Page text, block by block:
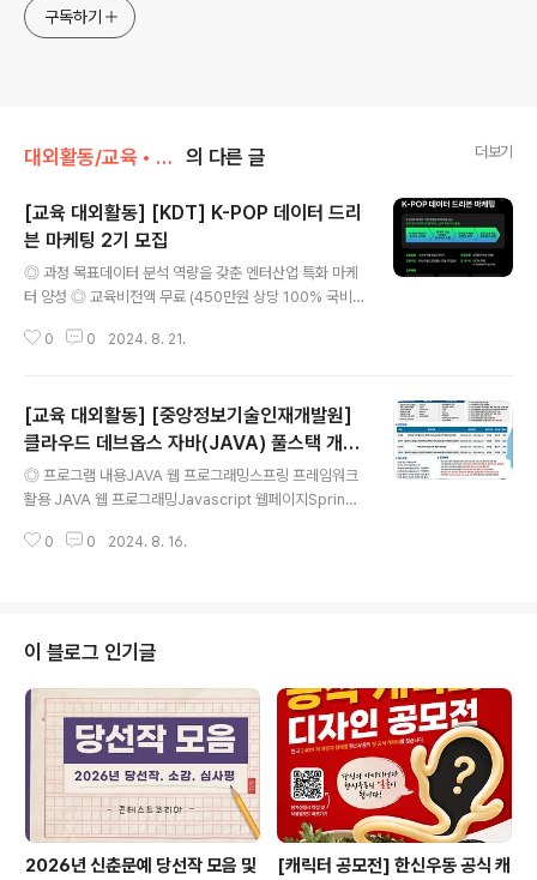
구독하기
대외활동/교육 • 강연 • 멘토링 의 다른 글 더보기
[교육 대외활동] [KDT] K-POP 데이터 드리
븐 마케팅 2기 모집
◎ 과정 목표데이터 분석 역량을 갖춘 엔터산업 특화 마케
터 양성 ◎ 교육비전액 무료 (450만원 상당 100% 국비
시간480시간 (일 8시간, 09:00~18:00) ◎ 교육기간9
강의일정 확인'을 클릭해 주세요. 커리큘럼 및 강의일정 확
인: https://docs.google.com/spreadsheets/d/1tI
6G7twpqsWd7HCR4NuonY0ffFeCRZ05C6sGXa
QOvoM/edit?gid=0#gid=0 ◎ 과정특징① 교육비 1
00% 정부지원 무료 교육② 국내 최초 K-POP 데이터 기
반 마케팅 커리큘럼③ 4대 ..
0 0 2024. 8. 21.
[교육 대외활동] [중앙정보기술인재개발원]
클라우드 데브옵스 자바(JAVA) 풀스택 개발
자 취업캠프
◎ 프로그램 내용JAVA 웹 프로그래밍스프링 프레임워크
활용 JAVA 웹 프로그래밍Javascript 웹페이지Spring-
계 프로젝트 (314시간)주말 현장전문가 강의 ◎ 참여 대상
업/창업/이직/전직을 목표하는 취준생 및 커리어 전환
자 ◎ 교육 기간2024.08.28 ~ 2025.02.27 (강남 캠
퍼스)2024.08.20 ~ 2025.02.19 (이대 캠퍼스) ◎ 진
행 장소이대•신촌 캠퍼스 : 서울 마포구 신촌로176 중앙빌
딩 5층 (2호선 이대역 6번 출구 10m)강남 캠퍼스 : 서울
0 0 2024. 8. 16.
이 블로그 인기글
2026년 신춘문예 당선작 모음 및
[캐릭터 공모전] 한신우동 공식 캐